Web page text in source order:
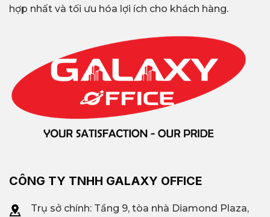
hợp nhất và tối ưu hóa lợi ích cho khách hàng.
CÔNG TY TNHH GALAXY OFFICE
Trụ sở chính: Tầng 9, tòa nhà Diamond Plaza,